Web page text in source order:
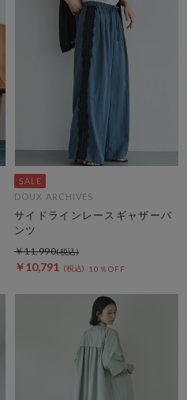
DOUX ARCHIVES
サイドラインレースギャザーパ
ンツ
￥10,791 10％OFF
￥11,990